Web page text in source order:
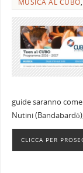
MUSICA AL CUBO,
guide saranno
Nutini
CLICCA PER